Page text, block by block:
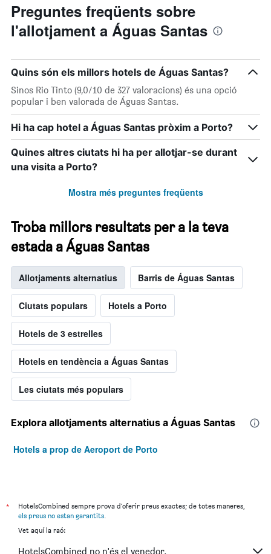
Preguntes freqüents sobre
l'allotjament a Águas Santas
Quins són els millors hotels de Águas Santas?
Sinos Rio Tinto (9,0/10 de 327 valoracions) és una opció
popular i ben valorada de Águas Santas.
Hi ha cap hotel a Águas Santas pròxim a Porto?
Quines altres ciutats hi ha per allotjar-se durant
una visita a Porto?
Mostra més preguntes freqüents
Troba millors resultats per a la teva
estada a Águas Santas
Allotjaments alternatius Barris de Águas Santas
Ciutats populars Hotels a Porto
Hotels de 3 estrelles
Hotels en tendència a Águas Santas
Les ciutats més populars
Explora allotjaments alternatius a Águas Santas
Hotels a prop de Aeroport de Porto
*
HotelsCombined sempre prova d'oferir preus exactes; de totes maneres,
els preus no estan garantits.
Vet aquí la raó:
HotelsCombined no n'és el venedor.